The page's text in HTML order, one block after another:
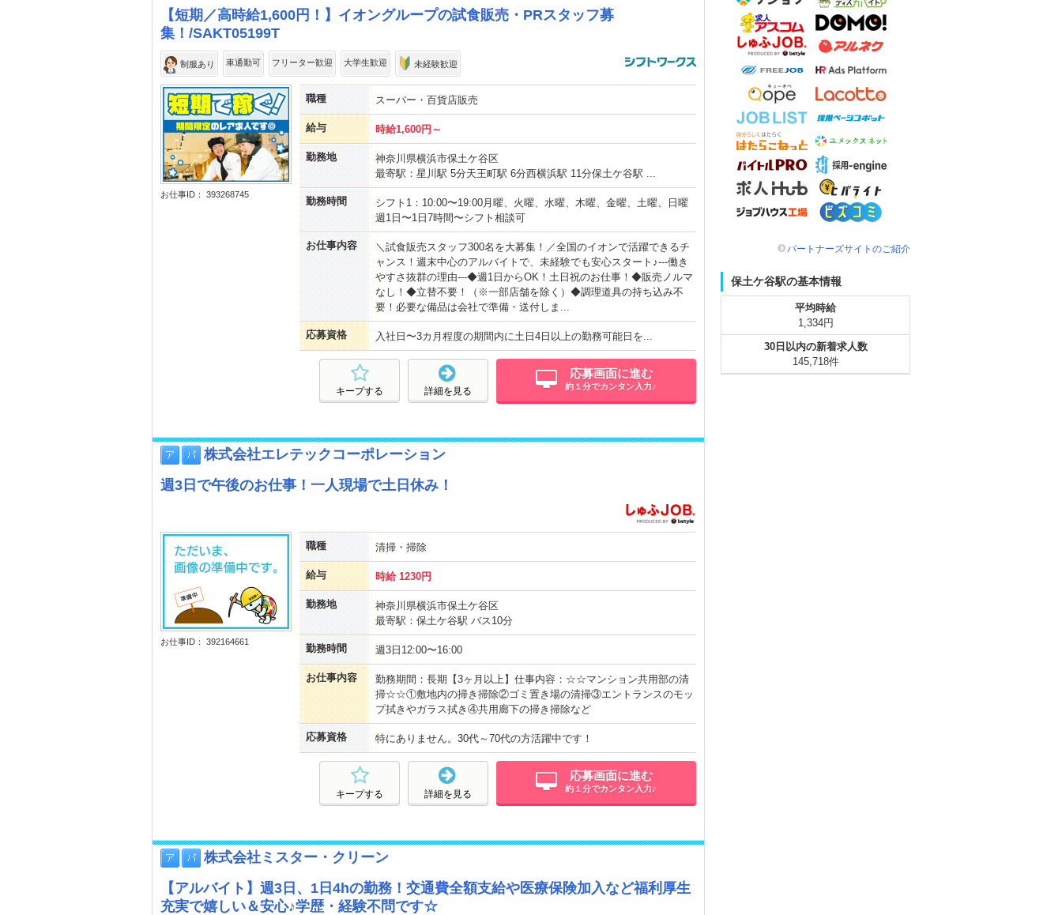
【短期／高時給1,600円！】イオングループの試食販売・PRスタッフ募
集！/SAKT05199T
制服あり 車通勤可 フリーター歓迎 大学生歓迎 未経験歓迎
お仕事ID： 393268745
職種 スーパー・百貨店販売
給与 時給1,600円～
勤務地
神奈川県横浜市保土ケ谷区
最寄駅：星川駅 5分天王町駅 6分西横浜駅 11分保土ケ谷駅 ...
勤務時間
シフト1：10:00〜19:00月曜、火曜、水曜、木曜、金曜、土曜、日曜
週1日〜1日7時間〜シフト相談可
お仕事内容
＼試食販売スタッフ300名を大募集！／全国のイオンで活躍できるチ
ャンス！週末中心のアルバイトで、未経験でも安心スタート♪---働き
やすさ抜群の理由---◆週1日からOK！土日祝のお仕事！◆販売ノルマ
なし！◆立替不要！（※一部店舗を除く）◆調理道具の持ち込み不
要！必要な備品は会社で準備・送付しま...
応募資格 入社日〜3カ月程度の期間内に土日4日以上の勤務可能日を...
応募画面に進む
約１分でカンタン入力♪
詳細を見る
キープする
株式会社エレテックコーポレーション
週3日で午後のお仕事！一人現場で土日休み！
お仕事ID： 392164661
職種 清掃・掃除
給与 時給 1230円
勤務地
神奈川県横浜市保土ケ谷区
最寄駅：保土ケ谷駅 バス10分
勤務時間 週3日12:00〜16:00
お仕事内容
勤務期間：長期【3ヶ月以上】仕事内容：☆☆マンション共用部の清
掃☆☆①敷地内の掃き掃除②ゴミ置き場の清掃③エントランスのモッ
プ拭きやガラス拭き④共用廊下の掃き掃除など
応募資格 特にありません。30代～70代の方活躍中です！
応募画面に進む
約１分でカンタン入力♪
詳細を見る
キープする
株式会社ミスター・クリーン
【アルバイト】週3日、1日4hの勤務！交通費全額支給や医療保険加入など福利厚生
充実で嬉しい＆安心♪学歴・経験不問です☆
パートナーズサイトのご紹介
保土ケ谷駅の基本情報
平均時給
1,334円
30日以内の新着求人数
145,718件